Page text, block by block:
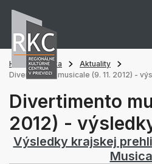
Hlavná stránka
Aktuality
Divertimento musicale (9. 11. 2012) -
Divertimento
2012) -
Výsledky krajskej